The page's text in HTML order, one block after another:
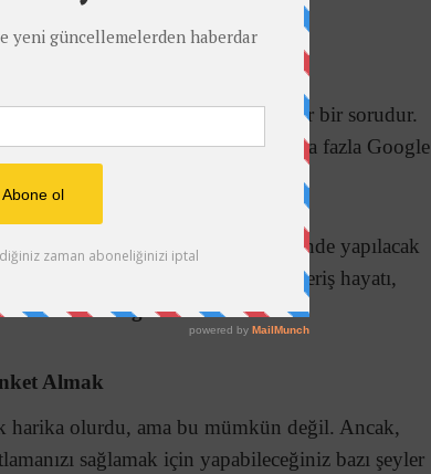
bağlı olduğu için yanıtlaması zor bir sorudur.
olarak, kırsalda yaşayanlardan daha fazla Google
konumla, bir şehirde ve çevresinde yapılacak
aktif bir iş, sosyal ve alışveriş hayatı,
anket alacağınızdır.
Almak
harika olurdu, ama bu mümkün değil. Ancak,
sağlamak için yapabileceğiniz bazı şeyler